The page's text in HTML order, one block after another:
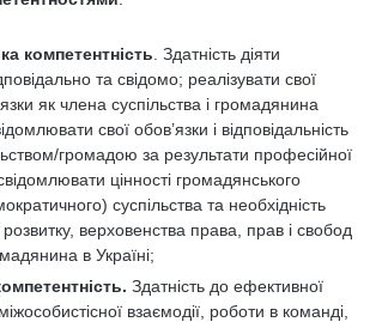
компетентність . Здатність діяти
та свідомо; реалізувати свої
як члена суспільства і громадянина
свої обов’язки і відповідальність
громадою за результати професійної
цінності громадянського
суспільства та необхідність
розвитку, верховенства права, прав і свобод
в Україні;
Здатність до ефективної
міжособистісної взаємодії, роботи в команді,